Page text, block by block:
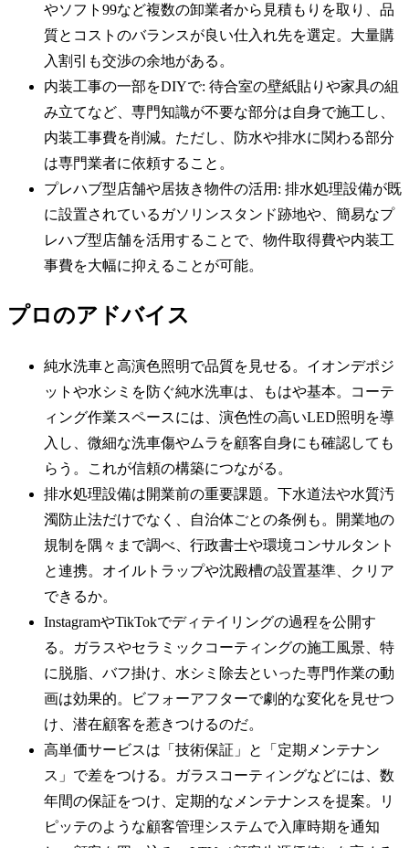
やソフト99など複数の卸業者から見積もりを取り、品
質とコストのバランスが良い仕入れ先を選定。大量購
入割引も交渉の余地がある。
内装工事の一部をDIYで: 待合室の壁紙貼りや家具の組
み立てなど、専門知識が不要な部分は自身で施工し、
内装工事費を削減。ただし、防水や排水に関わる部分
は専門業者に依頼すること。
プレハブ型店舗や居抜き物件の活用: 排水処理設備が既
に設置されているガソリンスタンド跡地や、簡易なプ
レハブ型店舗を活用することで、物件取得費や内装工
事費を大幅に抑えることが可能。
プロのアドバイス
純水洗車と高演色照明で品質を見せる。イオンデポジ
ットや水シミを防ぐ純水洗車は、もはや基本。コーテ
ィング作業スペースには、演色性の高いLED照明を導
入し、微細な洗車傷やムラを顧客自身にも確認しても
らう。これが信頼の構築につながる。
排水処理設備は開業前の重要課題。下水道法や水質汚
濁防止法だけでなく、自治体ごとの条例も。開業地の
規制を隅々まで調べ、行政書士や環境コンサルタント
と連携。オイルトラップや沈殿槽の設置基準、クリア
できるか。
InstagramやTikTokでディテイリングの過程を公開す
る。ガラスやセラミックコーティングの施工風景、特
に脱脂、バフ掛け、水シミ除去といった専門作業の動
画は効果的。ビフォーアフターで劇的な変化を見せつ
け、潜在顧客を惹きつけるのだ。
高単価サービスは「技術保証」と「定期メンテナン
ス」で差をつける。ガラスコーティングなどには、数
年間の保証をつけ、定期的なメンテナンスを提案。リ
ピッテのような顧客管理システムで入庫時期を通知